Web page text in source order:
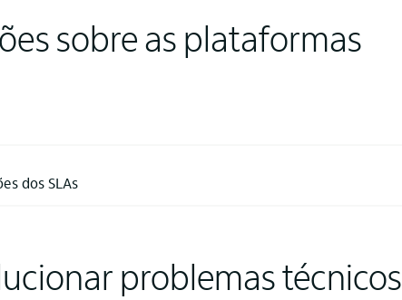
sobre as plataformas
dos SLAs
problemas técnicos